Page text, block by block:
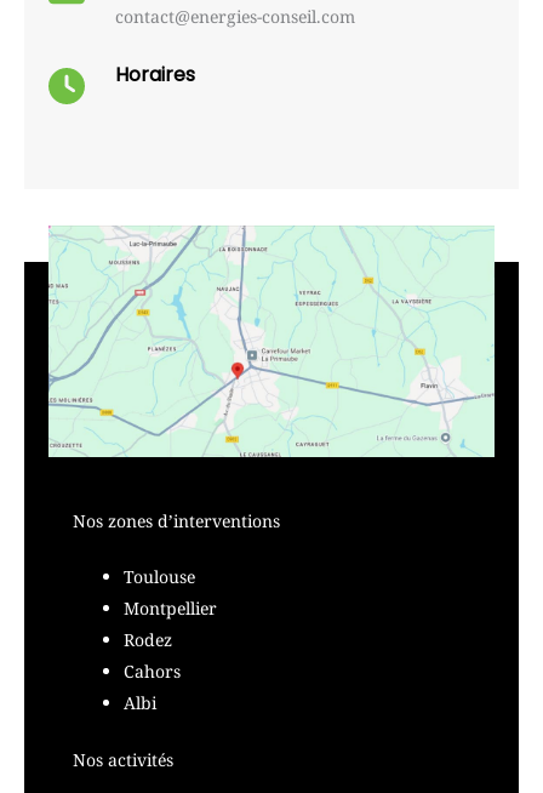
contact@energies-conseil.com
Horaires
Nos zones d’interventions
Toulouse
Montpellier
Rodez
Cahors
Albi
Nos activités